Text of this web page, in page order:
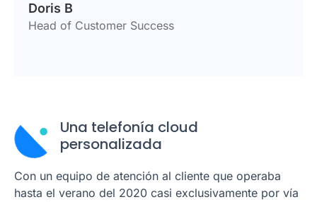
Doris B
Head of Customer Success
Una telefonía cloud
personalizada
Con un equipo de atención al cliente que operaba
hasta el verano del 2020 casi exclusivamente por vía